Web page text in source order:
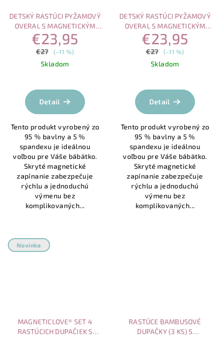
DETSKÝ RASTÚCI PYŽAMOVÝ
OVERAL S MAGNETICKÝM
ZAPÍNANÍM ZAJAC
€23,95
€27 (–11 %)
Skladom
hodnotenie
produktu
z
5
hviezdičiek.
Detail
Tento produkt vyrobený zo
95 % bavlny a 5 %
spandexu je ideálnou
voľbou pre Váše bábätko.
Skryté magnetické
zapínanie zabezpečuje
rýchlu a jednoduchú
výmenu bez
komplikovaných...
DETSKÝ RASTÚCI PYŽAMOVÝ
OVERAL S MAGNETICKÝM
ZAPÍNANÍM, RUŽOVÉ S
BIELYM MEDVEDÍKOM A
SRDIEČKOM
€23,95
€27 (–11 %)
Skladom
hodnotenie
produktu
z
5
hviezdičiek.
Detail
Tento produkt vyrobený zo
95 % bavlny a 5 %
spandexu je ideálnou
voľbou pre Váše bábätko.
Skryté magnetické
zapínanie zabezpečuje
rýchlu a jednoduchú
výmenu bez
komplikovaných...
Novinka
MAGNETICLOVE® SET 4
RASTÚCICH DUPAČIEK S
RASTÚCE BAMBUSOVÉ
DUPAČKY (3 KS) S